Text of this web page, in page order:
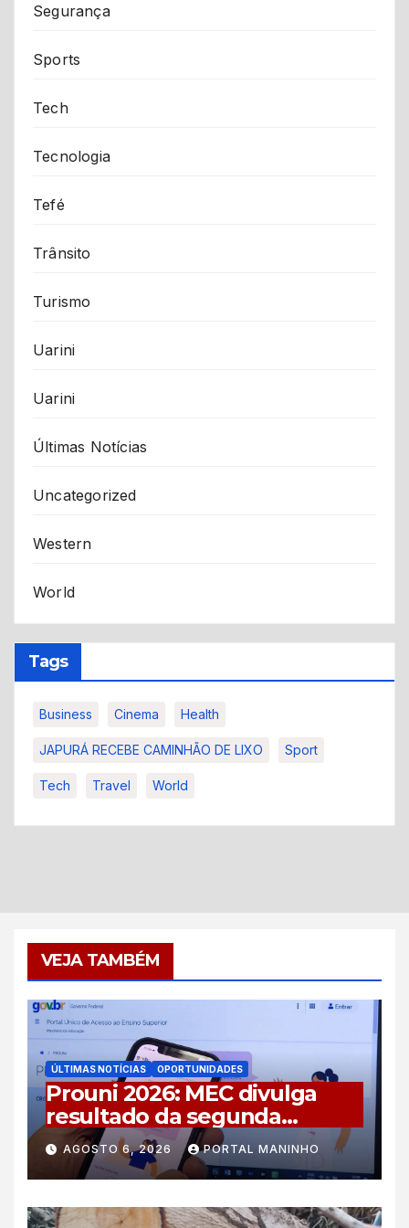
Segurança
Sports
Tech
Tecnologia
Tefé
Trânsito
Turismo
Uarini
Uarini
Últimas Notícias
Uncategorized
Western
World
Tags
Business Cinema Health
JAPURÁ RECEBE CAMINHÃO DE LIXO Sport
Tech Travel World
VEJA TAMBÉM
ÚLTIMAS NOTÍCIAS OPORTUNIDADES
Prouni 2026: MEC divulga
resultado da segunda
chamada do segundo
semestre
AGOSTO 6, 2026 PORTAL MANINHO